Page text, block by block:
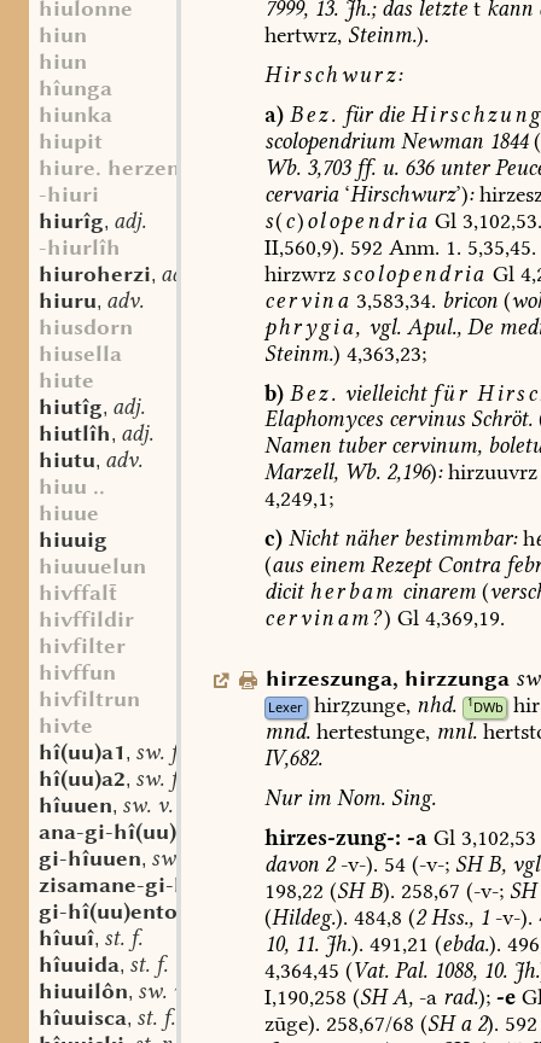
hiulonne
hiun
hiun
hîunga
hiunka
hiupit
hiure. herzen
-hiuri
hiurîg, adj.
-hiurlîh
hiuroherzi, adj.
hiuru, adv.
hiusdorn
hiusella
hiute
hiutîg, adj.
hiutlîh, adj.
hiutu, adv.
hiuu ..
hiuue
hiuuig
hiuuuelun
hivffal
hivffildir
hivfilter
hivffun
hivfiltrun
hivte
hî(uu)a1, sw. f.
hî(uu)a2, sw. f.
hîuuen, sw. v.
ana-gi-hî(uu)en
gi-hîuuen, sw. v.
zisamane-gi-hî(uu)en
, sw. v.
gi-hî(uu)ento
hîuuî, st. f.
hîuuida, st. f.
hiuuilôn, sw. v.
hîuuisca, st. f.
7999, 13.Jh.;dasletztet kann
hertwrz, Steinm.).
Hirschwurz:
a) Bez. fürdie
scolopendriumNewman1844(
Wb.3,703ff.u.636 unter
cervaria‘Hirschwurz’):
s(c)olopendria Gl
II,560,9). 592 Anm. 1. 5,35,45.
hirzwrz scolopendria Gl
cervina 3,583,34. bricon (
phrygia, vgl. Apul., De
Steinm.) 4,363,23;
b) Bez. vielleicht für
Elaphomyces cervinusSchröt.
Namentubercervinum,
Marzell,Wb.2,196):hirzuuvrz
4,249,1;
c) Nichtnäherbestimmbar:h
(auseinem RezeptContra
dicit herbam cinarem (
cervinam?) Gl4,369,19.
hirzeszunga, hirzzunga
Lexer hirzunge, nhd. 1DWb
mnd.hertestunge, mnl.
IV,682.
NurimNom.Sing.
hirzes-zung-: -aGl3,102,53
davon2 -v-). 54(-v-; SHB,
198,22 (SHB). 258,67 (-v-; SH
(Hildeg.). 484,8 (2Hss.,1-v-).
10,11.Jh.). 491,21 (ebda.).
4,364,45 (Vat.Pal.1088,10.Jh.
I,190,258 (SHA,-a rad.); -e
zūge). 258,67/68 (SHa2). 592